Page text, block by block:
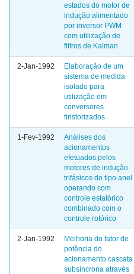
estados do motor de
indução alimentado
por inversor PWM
com utilização de
filtros de Kalman
2-Jan-1992
Elaboração de um
sistema de medida
isolado para
utilização em
conversores
tiristorizados
1-Fev-1992
Análises dos
acionamentos
efetuados pelos
motores de indução
trifásicos do tipo anel
operando com
controle estatórico
combinado com o
controle rotórico
2-Jan-1992
Melhoria do fator de
potência do
acionamento cascata
subsíncrona através